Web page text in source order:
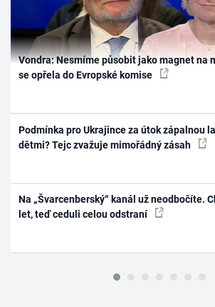
Vondra: Nesmíme působit jako magnet na
se opřela do Evropské komise
Podmínka pro Ukrajince za útok zápalnou
dětmi? Tejc zvažuje mimořádný zásah
Na „Švarcenberský“ kanál už neodbočíte.
let, teď ceduli celou odstraní